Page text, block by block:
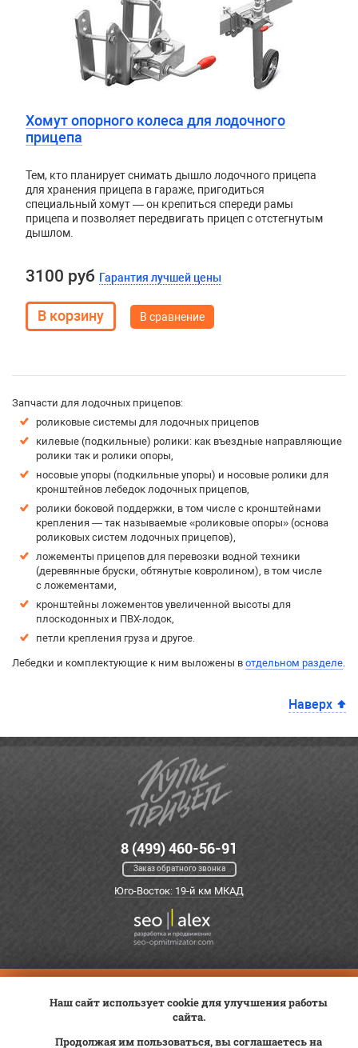
Хомут опорного колеса для лодочного
прицепа
Тем, кто планирует снимать дышло лодочного прицепа
для хранения прицепа в гараже, пригодиться
специальный хомут — он крепиться спереди рамы
прицепа и позволяет передвигать прицеп с отстегнутым
дышлом.
3100 руб Гарантия лучшей цены
В сравнение
Запчасти для лодочных прицепов:
роликовые системы для лодочных прицепов
килевые (подкильные) ролики: как въездные направляющие
ролики так и ролики опоры,
носовые упоры (подкильные упоры) и носовые ролики для
кронштейнов лебедок лодочных прицепов,
ролики боковой поддержки, в том числе с кронштейнами
крепления — так называемые «роликовые опоры» (основа
роликовых систем лодочных прицепов),
ложементы прицепов для перевозки водной техники
(деревянные бруски, обтянутые ковролином), в том числе
с ложементами,
кронштейны ложементов увеличенной высоты для
плоскодонных и ПВХ-лодок,
петли крепления груза и другое.
Лебедки и комплектующие к ним выложены в отдельном разделе.
Наверх
8 (499) 460-56-91
Заказ обратного звонка
Юго-Восток: 19-й км МКАД
Сервис
Контакты
Наш сайт использует cookie для улучшения работы
сайта.
Продолжая им пользоваться, вы соглашаетесь на